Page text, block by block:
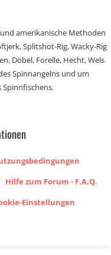
amerikanische Methoden
Splitshot-Rig, Wacky-Rig
Döbel, Forelle, Hecht, Wels
Spinnangelns und um
Spinnfischens.
Hilfe zum Forum - F.A.Q.
Einstellungen